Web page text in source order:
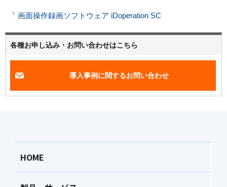
画面操作録画ソフトウェア iDoperation SC
各種お申し込み・お問い合わせはこちら
導入事例に関するお問い合わせ
HOME